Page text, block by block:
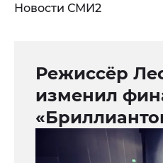
Новости СМИ2
Режиссёр
изменил